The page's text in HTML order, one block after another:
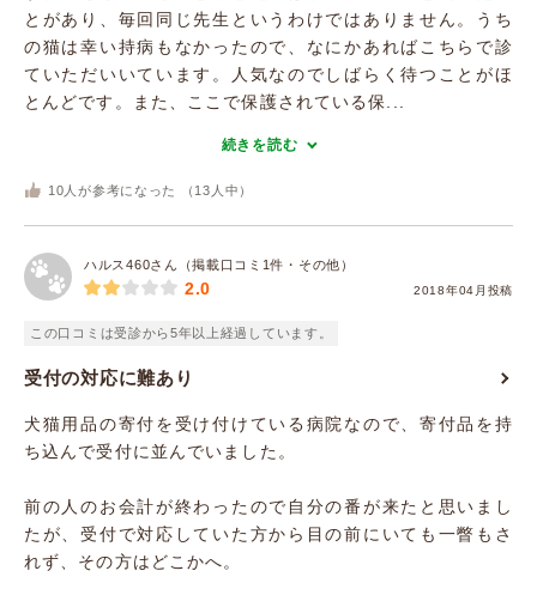
とがあり、毎回同じ先生というわけではありません。うち
の猫は幸い持病もなかったので、なにかあればこちらで診
ていただいいています。人気なのでしばらく待つことがほ
とんどです。また、ここで保護されている保...
続きを読む
10 人が参考になった （ 13 人中）
ハルス460さん（掲載口コミ1件・その他）
2018年04月投稿
2.0
この口コミは受診から5年以上経過しています。
受付の対応に難あり
犬猫用品の寄付を受け付けている病院なので、寄付品を持
ち込んで受付に並んでいました。
前の人のお会計が終わったので自分の番が来たと思いまし
たが、受付で対応していた方から目の前にいても一瞥もさ
れず、その方はどこかへ。